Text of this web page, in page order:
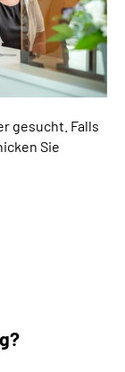
gesucht. Falls
Sie